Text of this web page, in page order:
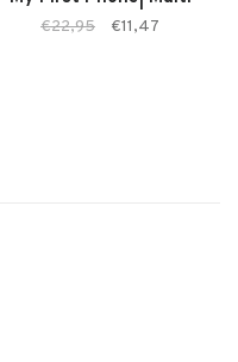
€22,95 €11,47